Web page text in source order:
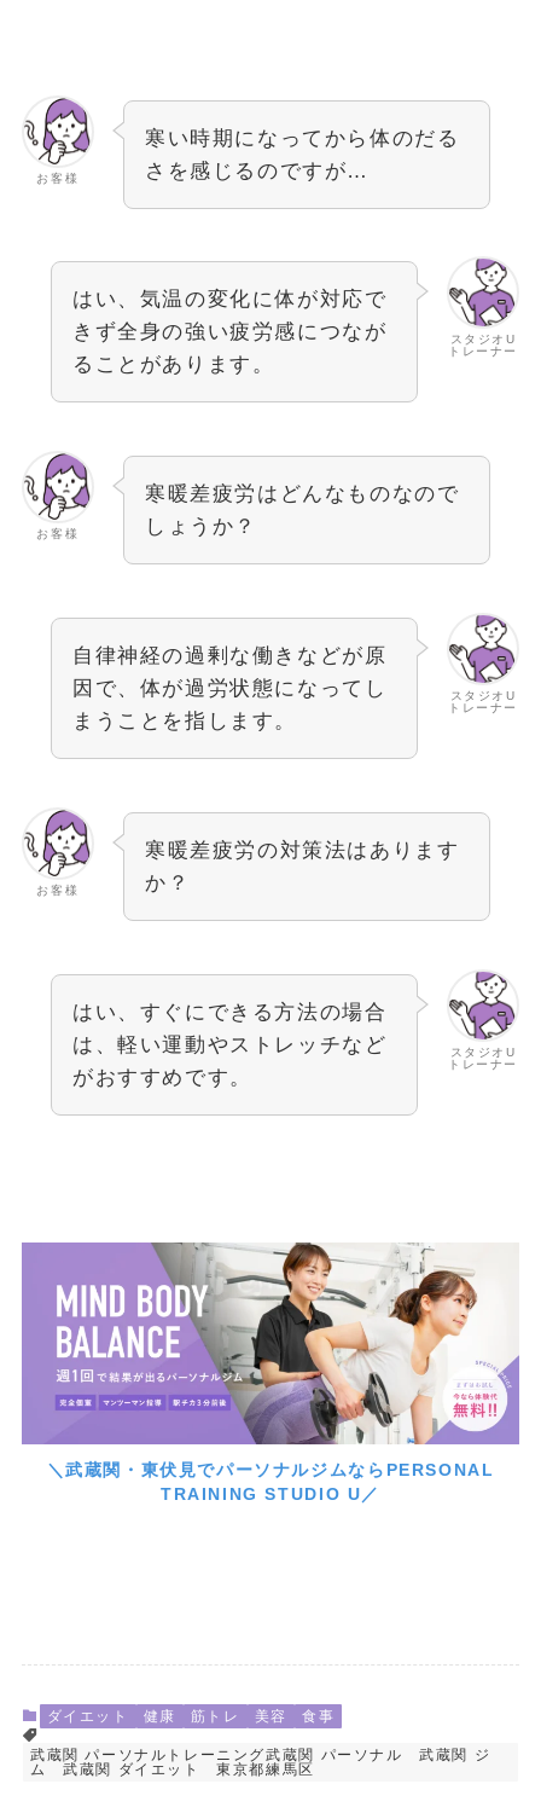
お客様
寒い時期になってから体のだる
さを感じるのですが…
スタジオU
トレーナー
はい、気温の変化に体が対応で
きず全身の強い疲労感につなが
ることがあります。
お客様
寒暖差疲労はどんなものなので
しょうか？
スタジオU
トレーナー
自律神経の過剰な働きなどが原
因で、体が過労状態になってし
まうことを指します。
お客様
寒暖差疲労の対策法はあります
か？
スタジオU
トレーナー
はい、すぐにできる方法の場合
は、軽い運動やストレッチなど
がおすすめです。
＼武蔵関・東伏見でパーソナルジムならPERSONAL
TRAINING STUDIO U／
ダイエット 健康 筋トレ 美容 食事
武蔵関 パーソナルトレーニング武蔵関 パーソナル 武蔵関 ジ
ム 武蔵関 ダイエット 東京都練馬区